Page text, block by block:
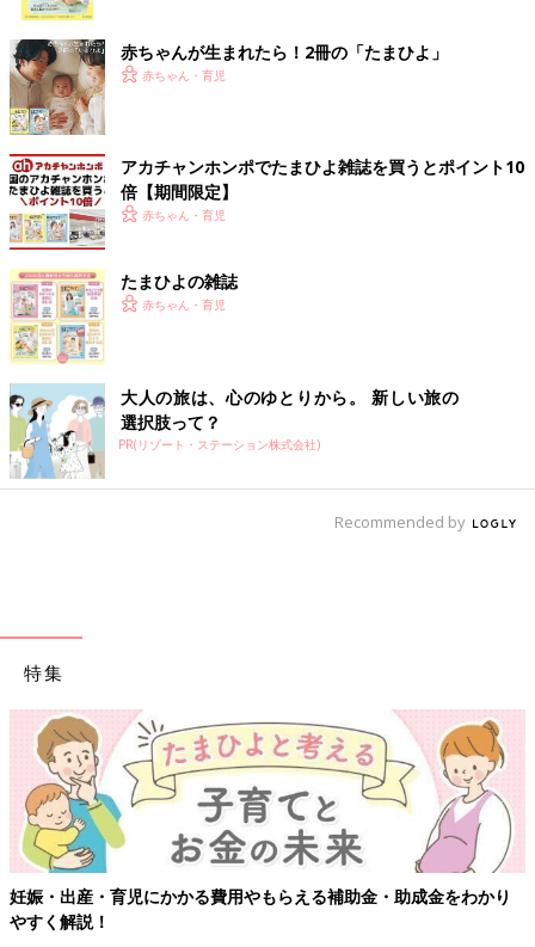
赤ちゃんが生まれたら！2冊の「たまひよ」
赤ちゃん・育児
アカチャンホンポでたまひよ雑誌を買うとポイント10
倍【期間限定】
赤ちゃん・育児
たまひよの雑誌
赤ちゃん・育児
大人の旅は、心のゆとりから。 新しい旅の
選択肢って？
PR(リゾート・ステーション株式会社)
Recommended by
特集
【ワクチン接種できるものも】妊婦の感染症対策、知っておいて！